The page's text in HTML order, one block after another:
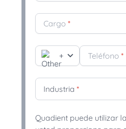
mercado global de software de
con el cliente (CCM)
soluciones CCM preparadas para el
Cargo *
+ Teléfono *
Industria *
Quadient puede utilizar